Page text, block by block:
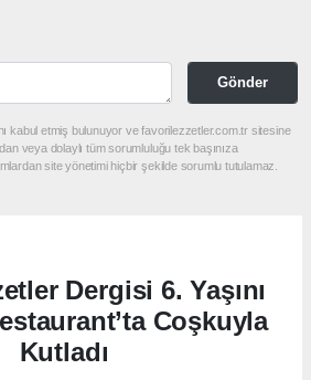
Gönder
kabul etmiş bulunuyor ve favorilezzetler.com.tr sitesine
veya dolaylı tüm sorumluluğu tek başınıza
site yönetimi hiçbir şekilde sorumlu tutulamaz.
Dergisi 6. Yaşını
Coşkuyla
Kutladı